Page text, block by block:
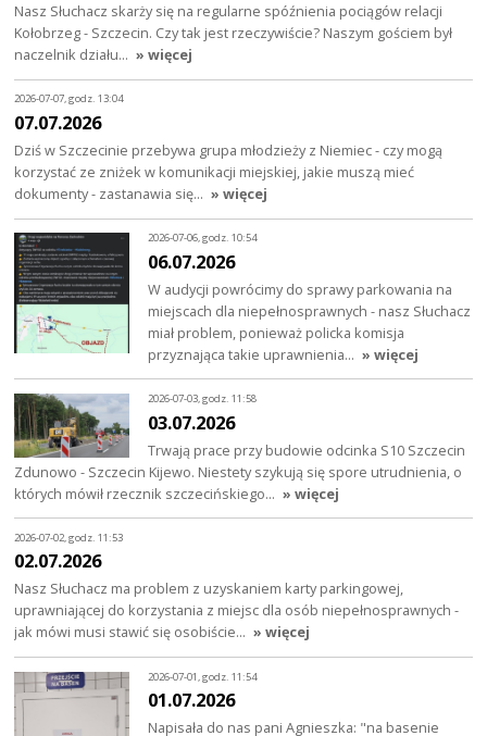
Nasz Słuchacz skarży się na regularne spóźnienia pociągów relacji
Kołobrzeg - Szczecin. Czy tak jest rzeczywiście? Naszym gościem był
naczelnik działu… » więcej
2026-07-07, godz. 13:04
07.07.2026
Dziś w Szczecinie przebywa grupa młodzieży z Niemiec - czy mogą
korzystać ze zniżek w komunikacji miejskiej, jakie muszą mieć
dokumenty - zastanawia się… » więcej
2026-07-06, godz. 10:54
06.07.2026
W audycji powrócimy do sprawy parkowania na
miejscach dla niepełnosprawnych - nasz Słuchacz
miał problem, ponieważ policka komisja
przyznająca takie uprawnienia… » więcej
2026-07-03, godz. 11:58
03.07.2026
Trwają prace przy budowie odcinka S10 Szczecin
Zdunowo - Szczecin Kijewo. Niestety szykują się spore utrudnienia, o
których mówił rzecznik szczecińskiego… » więcej
2026-07-02, godz. 11:53
02.07.2026
Nasz Słuchacz ma problem z uzyskaniem karty parkingowej,
uprawniającej do korzystania z miejsc dla osób niepełnosprawnych -
jak mówi musi stawić się osobiście… » więcej
2026-07-01, godz. 11:54
01.07.2026
Napisała do nas pani Agnieszka: "na basenie